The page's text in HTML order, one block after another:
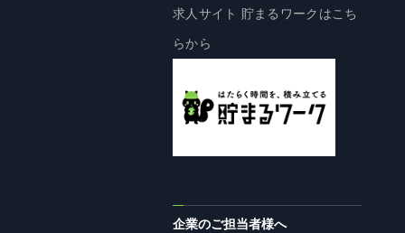
求人サイト 貯まるワークはこち
らから
企業のご担当者様へ